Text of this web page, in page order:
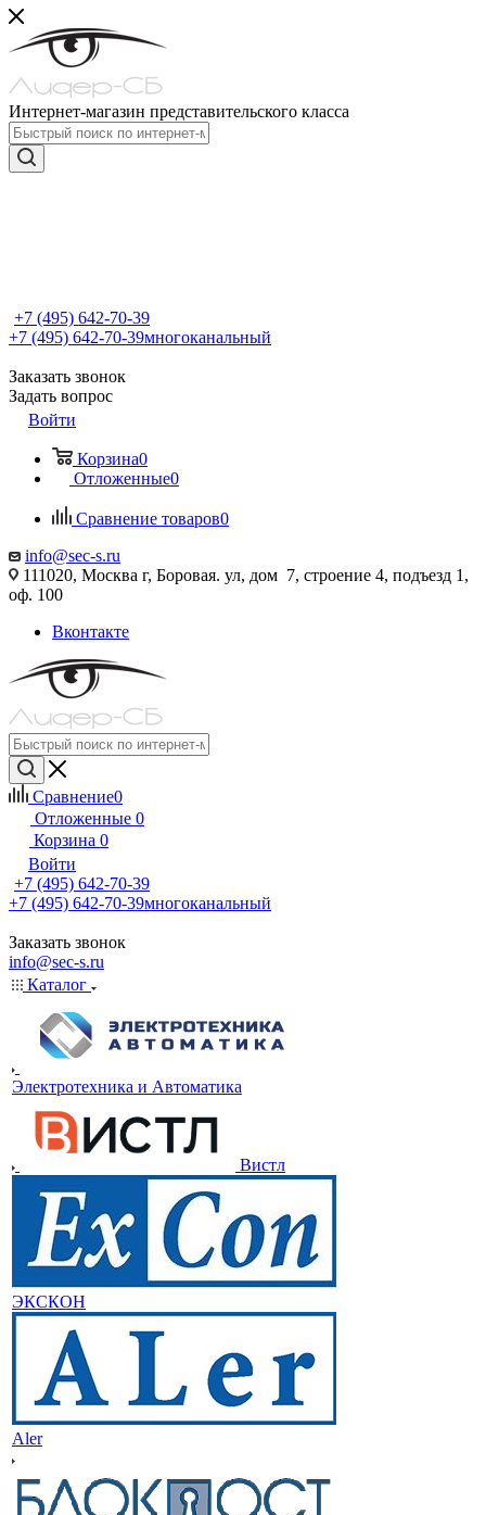
Интернет-магазин представительского класса
+7 (495) 642-70-39
+7 (495) 642-70-39многоканальный
Заказать звонок
Задать вопрос
Войти
Корзина0
Отложенные0
Сравнение товаров0
info@sec-s.ru
111020, Москва г, Боровая. ул, дом 7, строение 4, подъезд 1,
оф. 100
Вконтакте
Сравнение0
Отложенные 0
Корзина 0
Войти
+7 (495) 642-70-39
+7 (495) 642-70-39многоканальный
Заказать звонок
info@sec-s.ru
Каталог
Электротехника и Автоматика
Вистл
ЭКСКОН
Aler